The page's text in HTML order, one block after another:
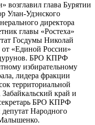
глава Бурятии
Улан-Удэнского
директора
главы «Ростеха»
Госдумы Николай
«Единой России»
БРО КПРФ
избирательному
лидера фракции
территориальной
край и
БРО КПРФ
Народного